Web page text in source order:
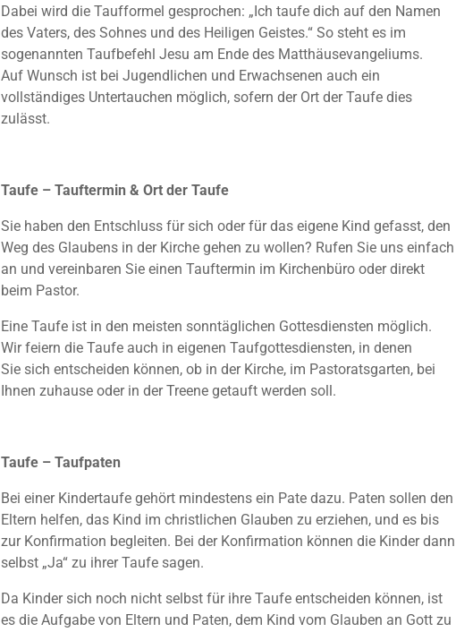
Dabei wird die Taufformel gesprochen: „Ich taufe dich auf den Namen
des Vaters, des Sohnes und des Heiligen Geistes.“ So steht es im
sogenannten Taufbefehl Jesu am Ende des Matthäusevangeliums.
Auf Wunsch ist bei Jugendlichen und Erwachsenen auch ein
vollständiges Untertauchen möglich, sofern der Ort der Taufe dies
zulässt.
Taufe – Tauftermin & Ort der Taufe
Sie haben den Entschluss für sich oder für das eigene Kind gefasst, den
Weg des Glaubens in der Kirche gehen zu wollen? Rufen Sie uns einfach
an und vereinbaren Sie einen Tauftermin im Kirchenbüro oder direkt
beim Pastor.
Eine Taufe ist in den meisten sonntäglichen Gottesdiensten möglich.
Wir feiern die Taufe auch in eigenen Taufgottesdiensten, in denen
Sie sich entscheiden können, ob in der Kirche, im Pastoratsgarten, bei
Ihnen zuhause oder in der Treene getauft werden soll.
Taufe – Taufpaten
Bei einer Kindertaufe gehört mindestens ein Pate dazu. Paten sollen den
Eltern helfen, das Kind im christlichen Glauben zu erziehen, und es bis
zur Konfirmation begleiten. Bei der Konfirmation können die Kinder dann
selbst „Ja“ zu ihrer Taufe sagen.
Da Kinder sich noch nicht selbst für ihre Taufe entscheiden können, ist
es die Aufgabe von Eltern und Paten, dem Kind vom Glauben an Gott zu